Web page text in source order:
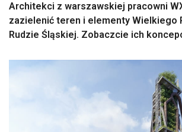
Architekci z warszawskiej pracowni
zazielenić teren i elementy Wielkiego
Rudzie Śląskiej. Zobaczcie ich